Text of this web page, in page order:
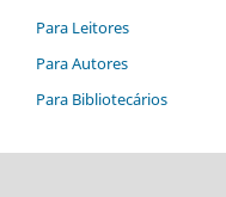
Para Leitores
Para Autores
Para Bibliotecários